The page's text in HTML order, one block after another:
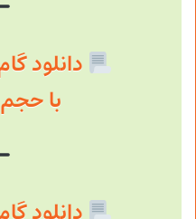
با حجم 2 مگابایت